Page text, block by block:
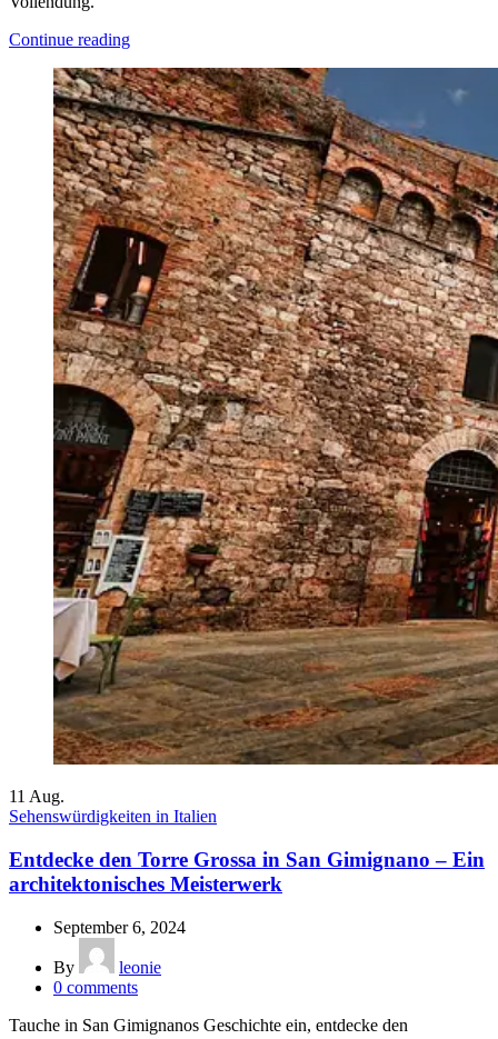
Continue reading
11 Aug.
Sehenswürdigkeiten in Italien
Entdecke den Torre Grossa in San Gimignano – Ein
architektonisches Meisterwerk
September 6, 2024
By
leonie
0 comments
Tauche in San Gimignanos Geschichte ein, entdecke den